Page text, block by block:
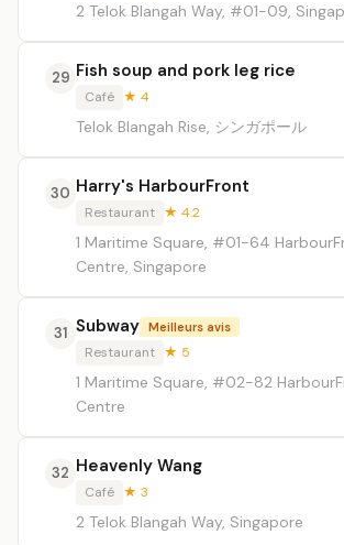
2 Telok Blangah Way, #01-09,
29 Fish soup and pork leg rice
Café ★ 4
Telok Blangah Rise, シンガポール
30 Harry's HarbourFront
Restaurant ★ 4.2
1 Maritime Square, #01-64
Centre, Singapore
31 Subway Meilleurs avis
Restaurant ★ 5
1 Maritime Square, #02-82
Centre
32 Heavenly Wang
Café ★ 3
2 Telok Blangah Way, Singapore